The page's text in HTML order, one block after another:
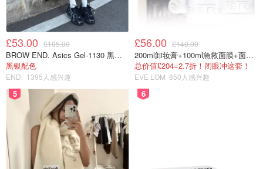
£53.00 £105.00
BROW END. Asics Gel-1130 黑色运动鞋
黑银配色
END. 1395人感兴趣
£56.00 £140.00
200ml卸妆膏+100ml急救面膜+面霜+洁颜布
总价值£204=2.7折！闭眼冲这套！
EVE LOM 850人感兴趣
5 6